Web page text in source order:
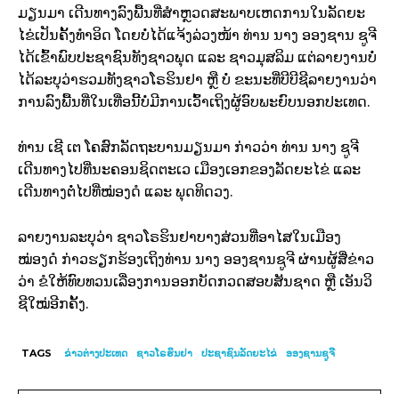
ມຽນມາ ເດີນທາງລົງພື້ນທີ່ສຳຫຼວດສະພາບເຫດການໃນລັດຍະ
ໄຂ່ເປັນຄັ້ງທຳອິດ ໂດຍບໍ່ໄດ້ແຈ້ງລ່ວງໜ້າ ທ່ານ ນາງ ອອງຊານ ຊູຈີ
ໄດ້ເຂົ້າພົບປະຊາຊົນທັງຊາວພຸດ ແລະ ຊາວມຸສລິມ ແຕ່ລາຍງານບໍ່
ໄດ້ລະບຸວ່າຮວມທັງຊາວໂຣຮິນຢາ ຫຼື ບໍ່ ຂະນະທີ່ບີບີຊີລາຍງານວ່າ
ການລົງພື້ນທີ່ໃນເທື່ອນີ້ບໍ່ມີການເວົ້າເຖິງຜູ້ອົບພະຍົບນອກປະເທດ.
ທ່ານ ເຊີ ເຕ ໂຄສົກລັດຖະບານມຽນມາ ກ່າວວ່າ ທ່ານ ນາງ ຊູຈີ
ເດີນທາງໄປທີ່ນະຄອນຊິດຕະເວ ເມືອງເອກຂອງລັດຍະໄຂ່ ແລະ
ເດີນທາງຕໍ່ໄປທີ່ໝ່ອງດໍ ແລະ ພຸດທິດວງ.
ລາຍງານລະບຸວ່າ ຊາວໂຣຮິນຢາບາງສ່ວນທີ່ອາໄສໃນເມືອງ
ໝ່ອງດໍ ກ່າວຮຽກຮ້ອງເຖິງທ່ານ ນາງ ອອງຊານຊູຈີ ຜ່ານຜູ້ສື່ຂ່າວ
ວ່າ ຂໍໃຫ້ທົບທວນເລື່ອງການອອກບັດກວດສອບສັນຊາດ ຫຼື ເອັນວິ
ຊີໃໝ່ອີກຄັ້ງ.
TAGS ຂ່າວ​ຕ່າງ​ປະເທດ ຊາວໂຣຮິນຢາ ປະຊາຊົນລັດຍະໄຂ່ ອອງຊານຊູຈີ